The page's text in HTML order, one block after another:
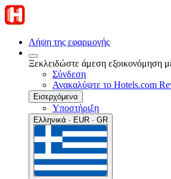
Λήψη της εφαρμογής
Ξεκλειδώστε άμεση εξοικονόμηση
Σύνδεση
Ανακαλύψτε το Hotels.com
Εισερχόμενα
Υποστήριξη
Ελληνικά · EUR · GR